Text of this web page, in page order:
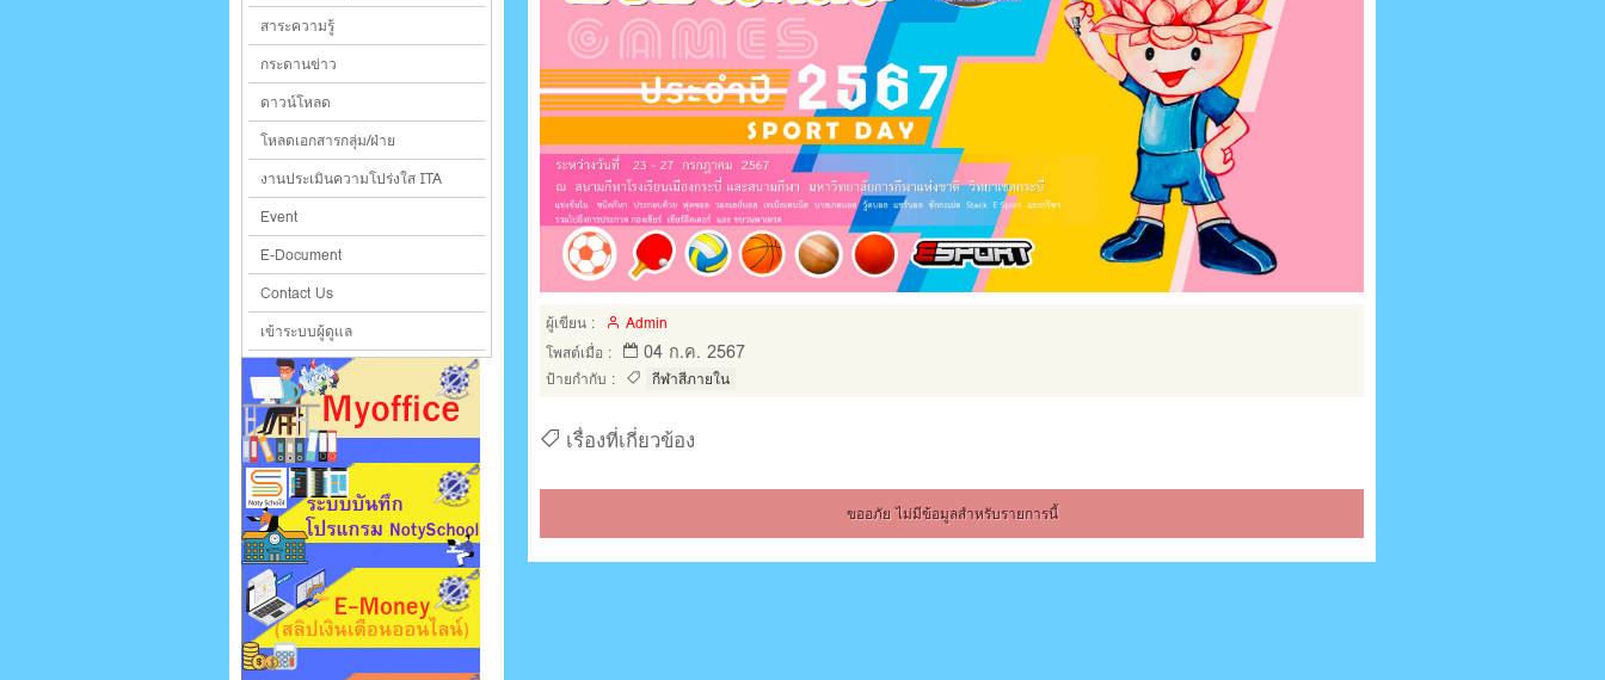
ผู้เขียน :
Admin
โพสต์เมื่อ :
04 ก.ค. 2567
ป้ายกำกับ : กีฬาสีภายใน
เรื่องที่เกี่ยวข้อง
ขออภัย ไม่มีข้อมูลสำหรับรายการนี้
สาระความรู้
กระดานข่าว
ดาวน์โหลด
โหลดเอกสารกลุ่ม/ฝ่าย
งานประเมินความโปร่งใส ITA
Event
E-Document
Contact Us
เข้าระบบผู้ดูแล